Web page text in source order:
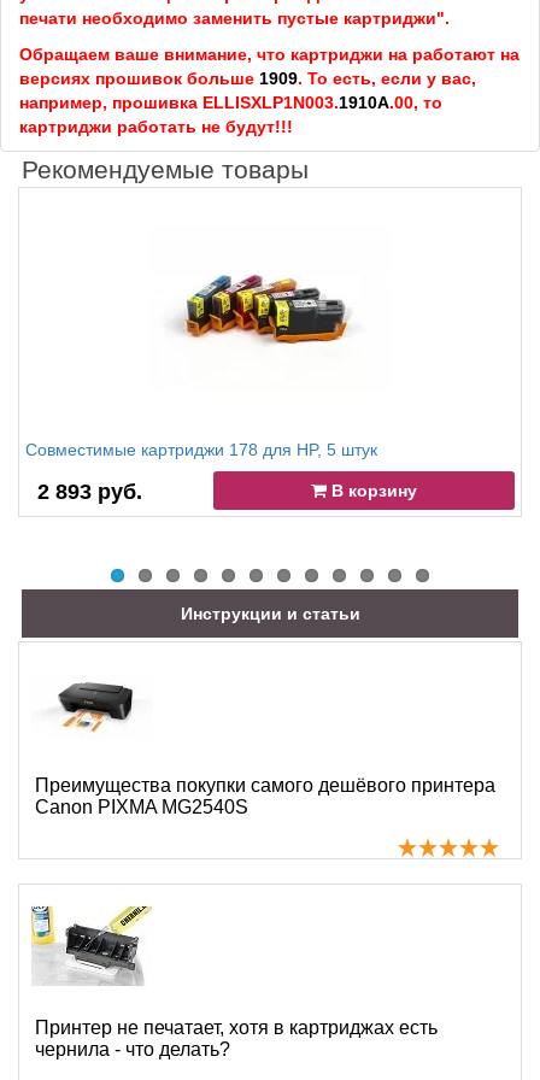
печати необходимо заменить пустые картриджи".
Обращаем ваше внимание, что картриджи на работают на
версиях прошивок больше 1909. То есть, если у вас,
например, прошивка ELLISXLP1N003.1910A.00, то
картриджи работать не будут!!!
Рекомендуемые товары
Совместимые картриджи 178 для HP, 5 штук
2 893 руб. В корзину
Инструкции и статьи
Преимущества покупки самого дешёвого принтера
Canon PIXMA MG2540S
Принтер не печатает, хотя в картриджах есть
чернила - что делать?